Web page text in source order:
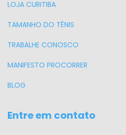
LOJA CURITIBA
TAMANHO DO TÊNIS
TRABALHE CONOSCO
MANIFESTO PROCORRER
BLOG
Entre em contato